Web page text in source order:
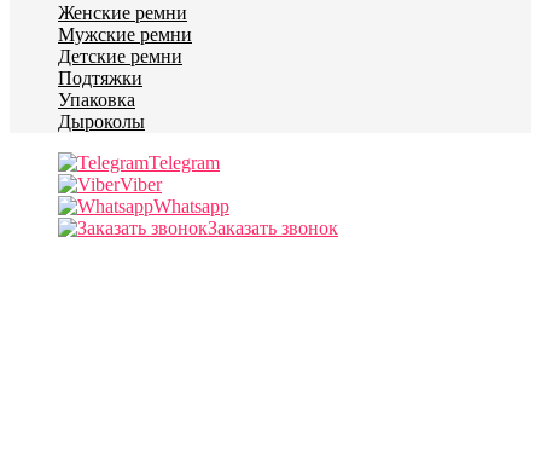
Женские ремни
Мужские ремни
Детские ремни
Подтяжки
Упаковка
Дыроколы
Telegram
Viber
Whatsapp
Заказать звонок